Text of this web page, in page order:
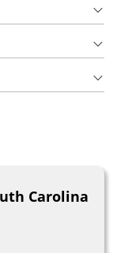
Carolina